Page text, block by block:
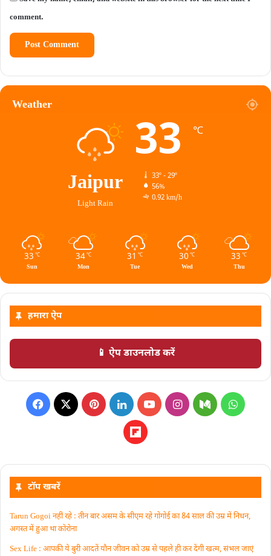
comment.
Weather
Jaipur
Light Rain
33 ℃
33º - 29º
56%
0.92 km/h
33 ℃
Sun
34 ℃
Mon
31 ℃
Tue
30 ℃
Wed
33 ℃
Thu
हमारा ऐप
📱 ऐप डाउनलोड करें
टॉप खबरें
Tarun Gogoi नहीं रहे : तीन बार असम के सीएम रहे गोगोई का 84 साल की उम्र में निधन,
अगस्त में हुआ था कोरोना
Sex Life : आपकी ये बुरी आदतें याैन जीवन को उम्र से पहले ही कर देंगी खत्म, संभल जाएं